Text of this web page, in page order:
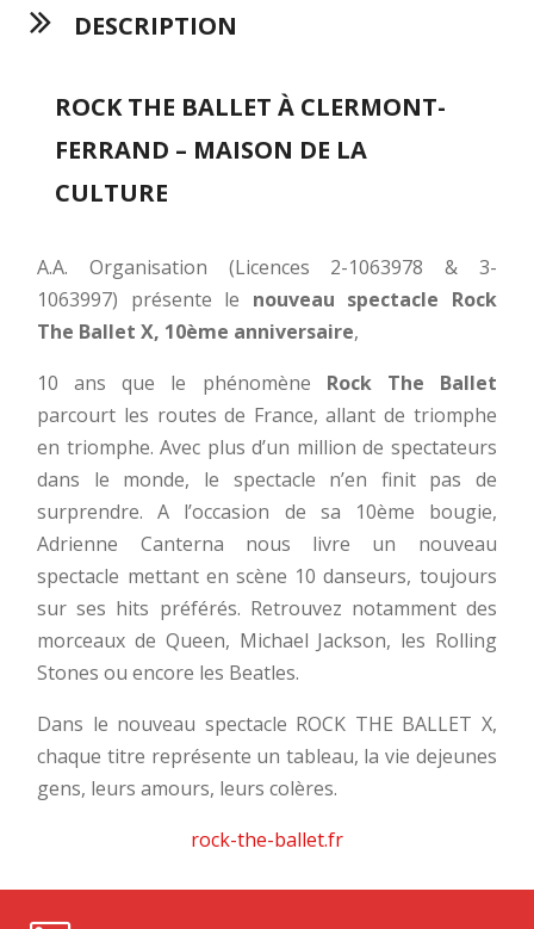
DESCRIPTION
ROCK THE BALLET À CLERMONT-
FERRAND – MAISON DE LA
CULTURE
A.A. Organisation (Licences 2-1063978 & 3-
1063997) présente le nouveau spectacle Rock
The Ballet X, 10ème anniversaire,
10 ans que le phénomène Rock The Ballet
parcourt les routes de France, allant de triomphe
en triomphe. Avec plus d’un million de spectateurs
dans le monde, le spectacle n’en finit pas de
surprendre. A l’occasion de sa 10ème bougie,
Adrienne Canterna nous livre un nouveau
spectacle mettant en scène 10 danseurs, toujours
sur ses hits préférés. Retrouvez notamment des
morceaux de Queen, Michael Jackson, les Rolling
Stones ou encore les Beatles.
Dans le nouveau spectacle ROCK THE BALLET X,
chaque titre représente un tableau, la vie dejeunes
gens, leurs amours, leurs colères.
rock-the-ballet.fr